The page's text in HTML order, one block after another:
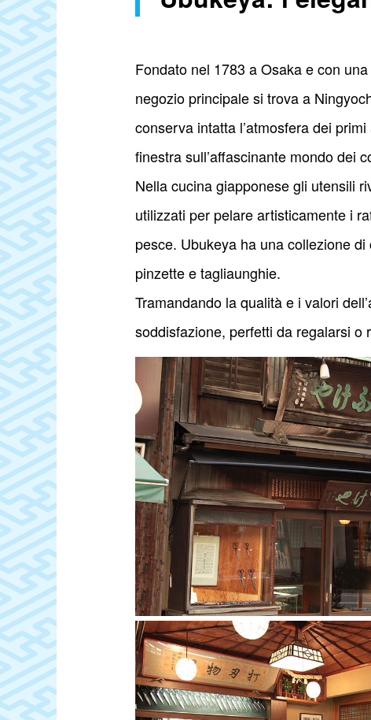
Fondato nel 1783 a Osaka e con
negozio principale si trova a
conserva intatta l’atmosfera dei
finestra sull’affascinante mondo dei
Nella cucina giapponese gli utensili
utilizzati per pelare artisticamente i
pesce. Ubukeya ha una collezione
pinzette e tagliaunghie.
Tramandando la qualità e i valori
soddisfazione, perfetti da regalarsi o